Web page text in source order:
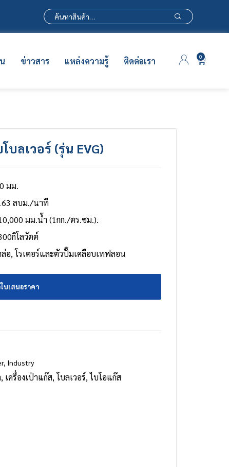
0
ข่าวสาร แหล่งความรู้ ติดต่อเรา
ลเวอร์ (รุ่น EVG)
มม.
ลบม./นาที
มม.น้ำ (1กก./ตร.ซม.).
กิโลวัตต์
อ, โรเตอร์และตัวปั๊มเคลือบเทฟลอน
บเสนอราคา
, Industry
, เครื่องเป่าแก๊ส,โบลเวอร์,ไบโอแก๊ส